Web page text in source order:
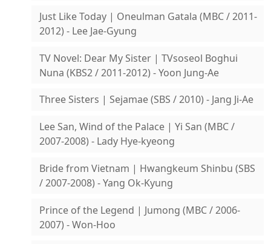
Just Like Today | Oneulman Gatala (MBC / 2011-
2012) - Lee Jae-Gyung
TV Novel: Dear My Sister | TVsoseol Boghui
Nuna (KBS2 / 2011-2012) - Yoon Jung-Ae
Three Sisters | Sejamae (SBS / 2010) - Jang Ji-Ae
Lee San, Wind of the Palace | Yi San (MBC /
2007-2008) - Lady Hye-kyeong
Bride from Vietnam | Hwangkeum Shinbu (SBS
/ 2007-2008) - Yang Ok-Kyung
Prince of the Legend | Jumong (MBC / 2006-
2007) - Won-Hoo